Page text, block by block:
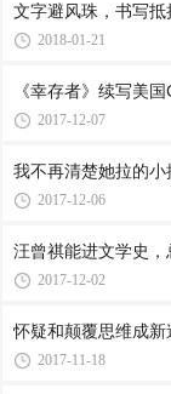
文字避风珠，书写
2018-01-21
《幸存者》续写美
2017-12-07
我不再清楚她拉的
2017-12-06
汪曾祺能进文学史
2017-12-02
怀疑和颠覆思维成
2017-11-18